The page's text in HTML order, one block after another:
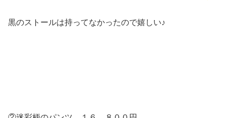
黒のストールは持ってなかったので嬉しい♪